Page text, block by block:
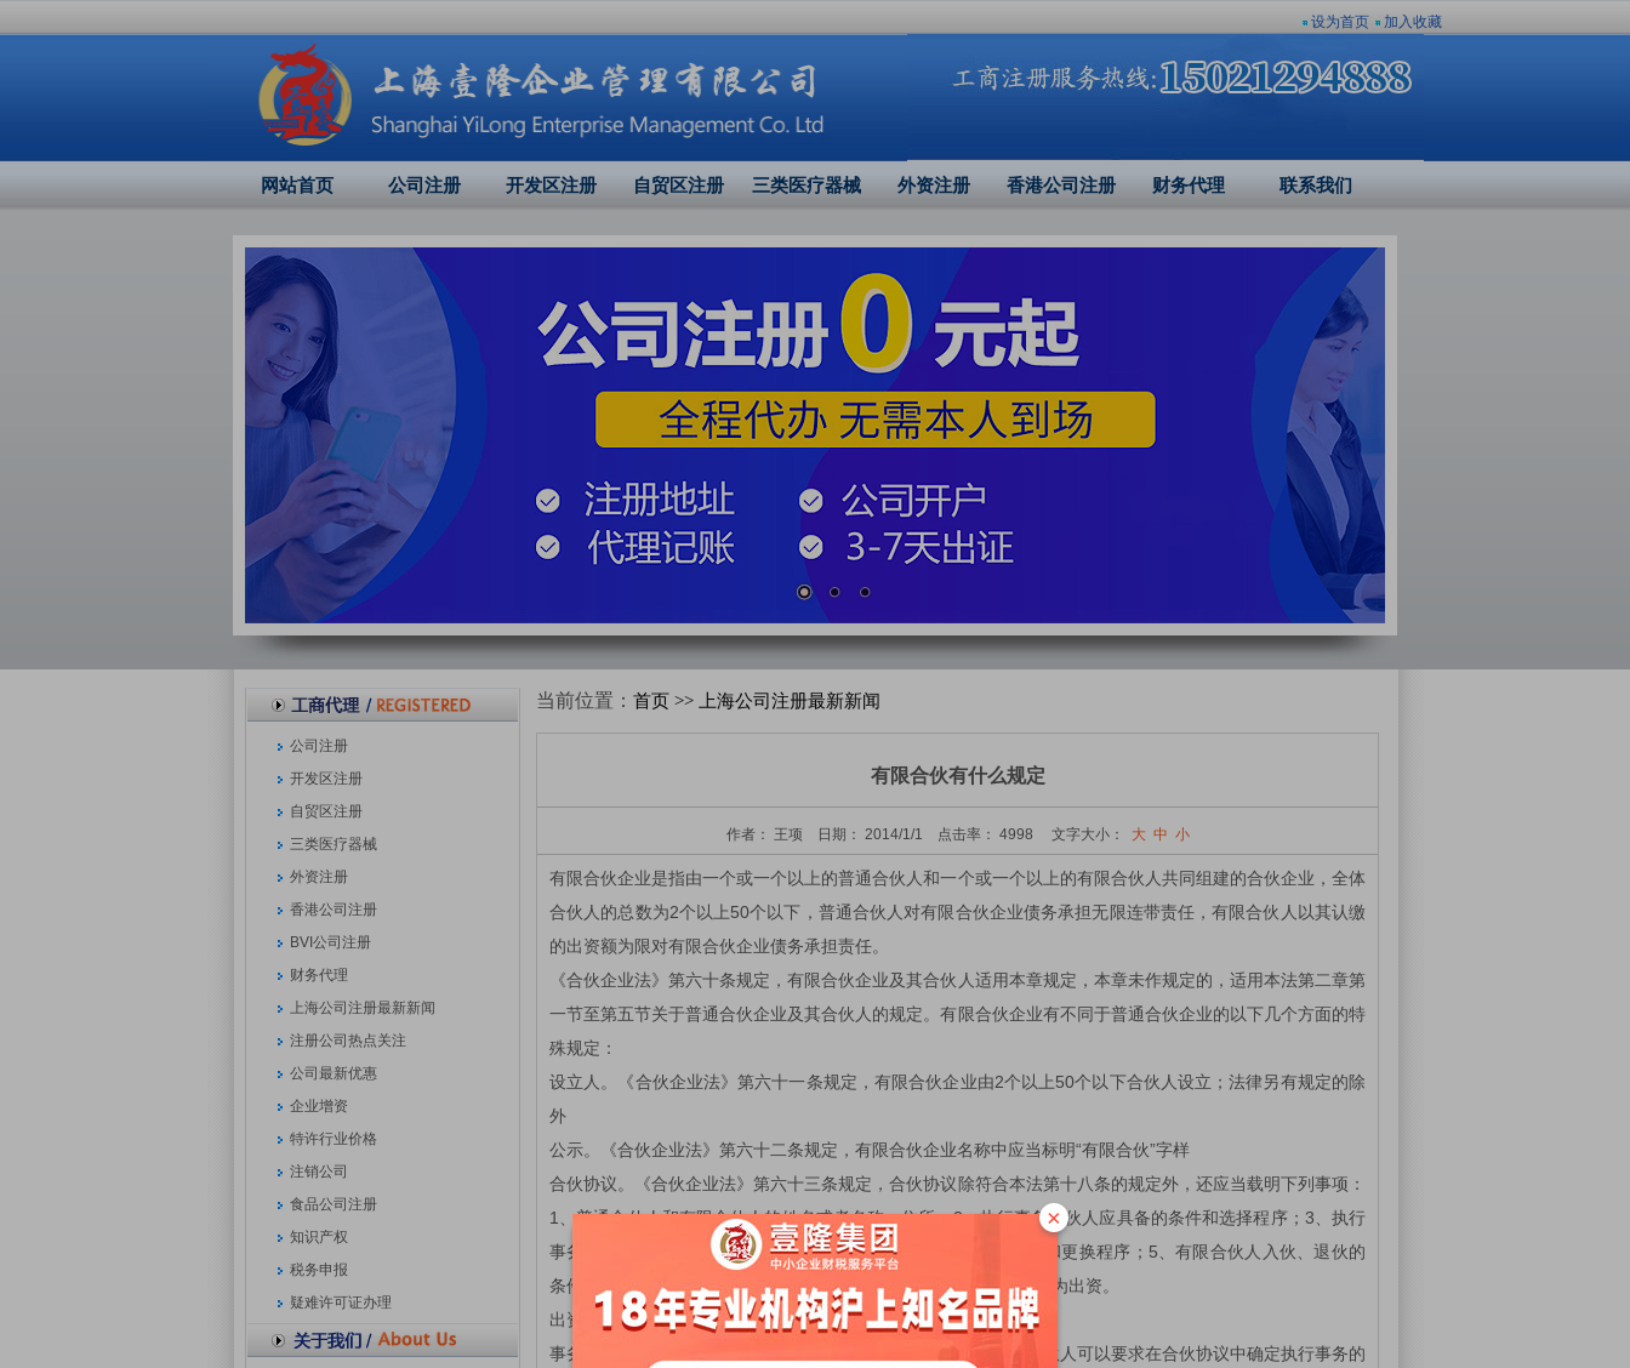
设为首页 加入收藏
网站首页 公司注册 开发区注册 自贸区注册 三类医疗器械 外资注册 香港公司注册 财务代理 联系我们
公司注册
开发区注册
自贸区注册
三类医疗器械
外资注册
香港公司注册
BVI公司注册
财务代理
上海公司注册最新新闻
注册公司热点关注
公司最新优惠
企业增资
特许行业价格
注销公司
食品公司注册
知识产权
税务申报
疑难许可证办理
当前位置： 首页 >> 上海公司注册最新新闻
有限合伙有什么规定
作者： 王项 日期： 2014/1/1 点击率： 4998 文字大小： 大 中 小
有限合伙企业是指由一个或一个以上的普通合伙人和一个或一个以上的有限合伙人共同组建的合伙企业，全体
合伙人的总数为2个以上50个以下，普通合伙人对有限合伙企业债务承担无限连带责任，有限合伙人以其认缴
的出资额为限对有限合伙企业债务承担责任。
《合伙企业法》第六十条规定，有限合伙企业及其合伙人适用本章规定，本章未作规定的，适用本法第二章第
一节至第五节关于普通合伙企业及其合伙人的规定。有限合伙企业有不同于普通合伙企业的以下几个方面的特
殊规定：
设立人。《合伙企业法》第六十一条规定，有限合伙企业由2个以上50个以下合伙人设立；法律另有规定的除
外
公示。《合伙企业法》第六十二条规定，有限合伙企业名称中应当标明“有限合伙”字样
合伙协议。《合伙企业法》第六十三条规定，合伙协议除符合本法第十八条的规定外，还应当载明下列事项：
1、普通合伙人和有限合伙人的姓名或者名称、住所；2、执行事务合伙人应具备的条件和选择程序；3、执行
事务合伙人权限与违约处理办法；4、执行事务合伙人的除名条件和更换程序；5、有限合伙人入伙、退伙的
条件、程序以及相关责任；6、有限合伙人和普通合伙人相互劳务作为出资。
出资。有限合伙人不得用劳务作为出资
事务执行。有限合伙企业由普通合伙人执行合伙事务。执行事务合伙人可以要求在合伙协议中确定执行事务的
×